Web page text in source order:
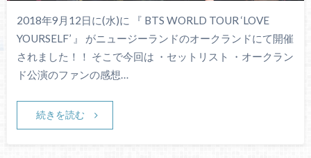
2018年9月12日に(水)に 『 BTS WORLD TOUR ‘LOVE
YOURSELF’ 』 がニュージーランドのオークランドにて開催
されました！！ そこで今回は ・セットリスト ・オークラン
ド公演のファンの感想…
続きを読む